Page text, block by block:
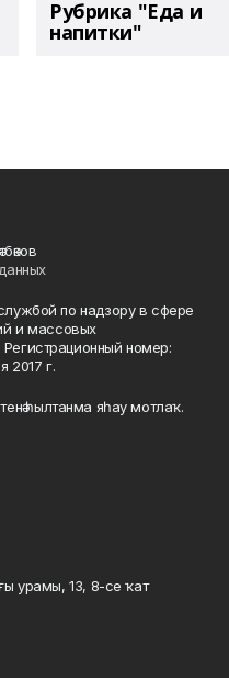
Рубрика "Еда и
напитки"
по надзору в сфере
и массовых
номер:
2017 г.
һылтанма яһау мотлаҡ.
урамы, 13, 8-се ҡат